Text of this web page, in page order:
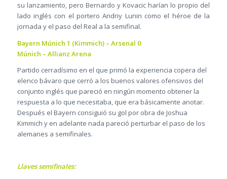
su lanzamiento, pero Bernardo y Kovacic harían lo propio del
lado inglés con el portero Andriy Lunin como el héroe de la
jornada y el paso del Real a la semifinal.
Bayern Múnich 1 (Kimmich) – Arsenal 0
Múnich – Allianz Arena
Partido cerradísimo en el que primó la experiencia copera del
elenco bávaro que cerró a los buenos valores ofensivos del
conjunto inglés que pareció en ningún momento obtener la
respuesta a lo que necesitaba, que era básicamente anotar.
Después el Bayern consiguió su gol por obra de Joshua
Kimmich y en adelante nada pareció perturbar el paso de los
alemanes a semifinales.
Llaves semifinales: